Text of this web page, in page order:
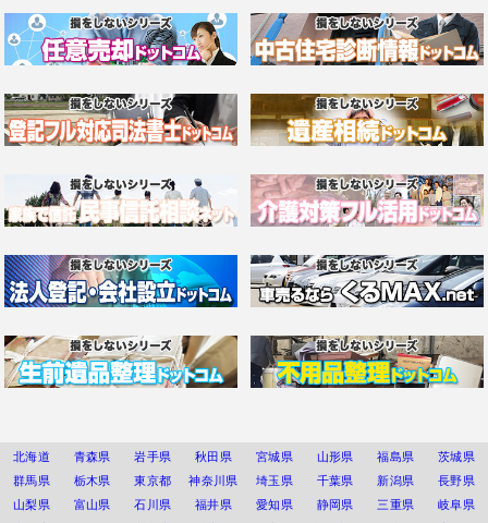
北海道 青森県 岩手県 秋田県 宮城県 山形県 福島県
茨城県
群馬県
栃木県 東京都 神奈川県 埼玉県 千葉県 新潟県
長野県
山梨県
富山県 石川県 福井県 愛知県 静岡県 三重県
岐阜県